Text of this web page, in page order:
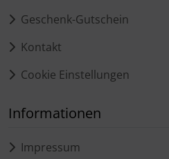
Geschenk-Gutschein
Kontakt
Cookie Einstellungen
Informationen
Impressum